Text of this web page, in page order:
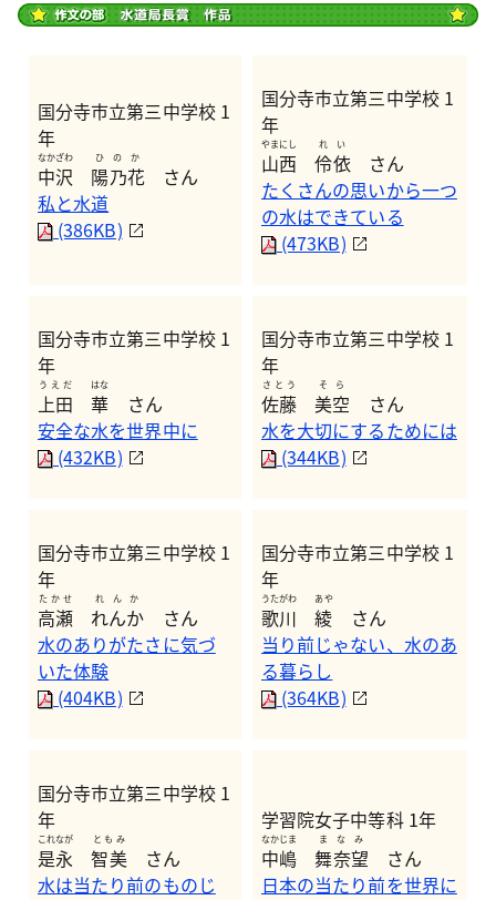
国分寺市立第三中学校 1
年
中沢
なかざわ
陽乃花
ひのか
さん
私と水道
(386KB)
国分寺市立第三中学校 1
年
山西
やまにし
伶依
れい
さん
たくさんの思いから一つ
の水はできている
(473KB)
国分寺市立第三中学校 1
年
上田
うえだ
華
はな
さん
安全な水を世界中に
(432KB)
国分寺市立第三中学校 1
年
佐藤
さとう
美空
そら
さん
水を大切にするためには
(344KB)
国分寺市立第三中学校 1
年
高瀬
たかせ
れんか
れんか
さん
水のありがたさに気づ
いた体験
(404KB)
国分寺市立第三中学校 1
年
歌川
うたがわ
綾
あや
さん
当り前じゃない、水のあ
る暮らし
(364KB)
国分寺市立第三中学校 1
年
是永
これなが
智美
ともみ
さん
水は当たり前のものじ
学習院女子中等科 1年
中嶋
なかじま
舞奈望
まなみ
さん
日本の当たり前を世界に